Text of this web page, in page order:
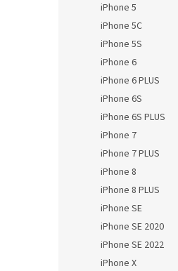
iPhone 5
iPhone 5C
iPhone 5S
iPhone 6
iPhone 6 PLUS
iPhone 6S
iPhone 6S PLUS
iPhone 7
iPhone 7 PLUS
iPhone 8
iPhone 8 PLUS
iPhone SE
iPhone SE 2020
iPhone SE 2022
iPhone X